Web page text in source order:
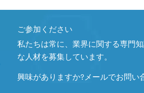
ご参加ください
私たちは常に、業界に関する専門
な人材を募集しています。
興味がありますか?メールでお問い